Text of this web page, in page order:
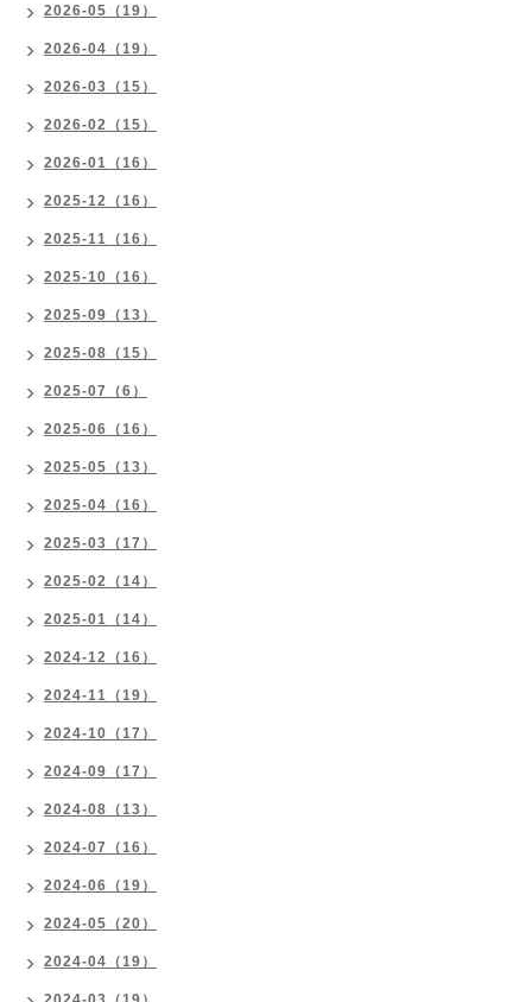
2026-05（19）
2026-04（19）
2026-03（15）
2026-02（15）
2026-01（16）
2025-12（16）
2025-11（16）
2025-10（16）
2025-09（13）
2025-08（15）
2025-07（6）
2025-06（16）
2025-05（13）
2025-04（16）
2025-03（17）
2025-02（14）
2025-01（14）
2024-12（16）
2024-11（19）
2024-10（17）
2024-09（17）
2024-08（13）
2024-07（16）
2024-06（19）
2024-05（20）
2024-04（19）